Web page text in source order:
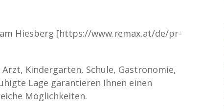
Hiesberg [https://www.remax.at/de/pr-
Kindergarten, Schule, Gastronomie,
Lage garantieren Ihnen einen
Möglichkeiten.